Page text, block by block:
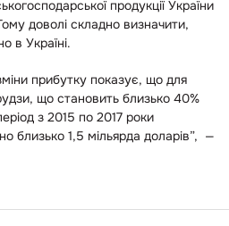
продукції України
доволі складно визначити,
в Україні.
прибутку показує, що для
що становить близько 40%
з 2015 по 2017 роки
близько 1,5 мільярда доларів”, —